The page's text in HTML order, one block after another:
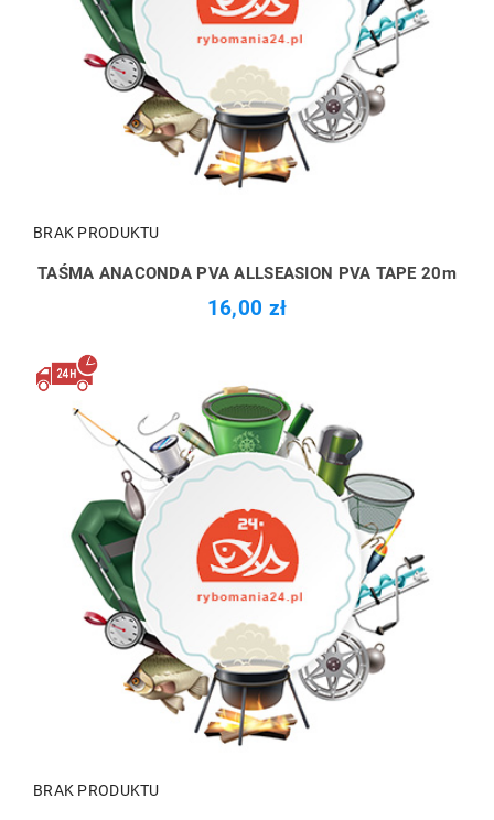
BRAK PRODUKTU
TAŚMA ANACONDA PVA ALLSEASION PVA TAPE 20m
16,00 zł
BRAK PRODUKTU